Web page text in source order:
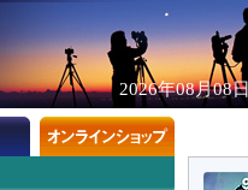
2026年08月08日